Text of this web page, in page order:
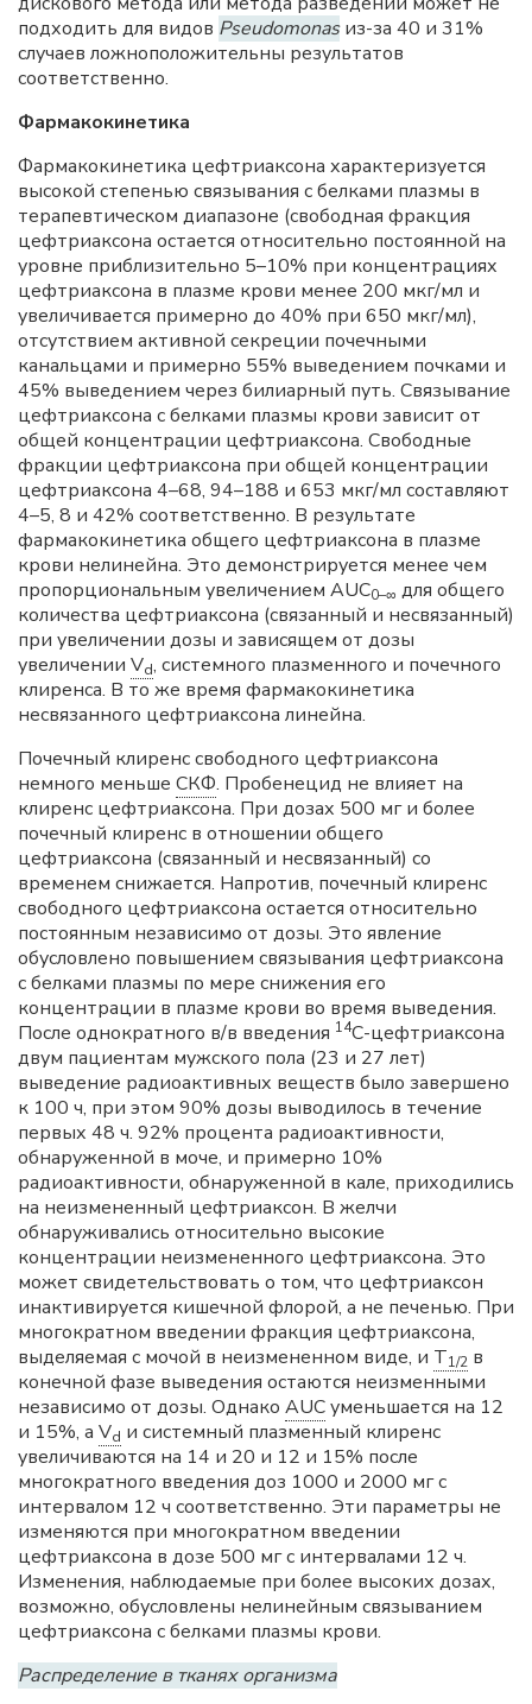
подходить для видов Pseudomonasиз-за 40 и 31%
случаев ложноположительны результатов
соответственно.
Фармакокинетика
Фармакокинетика цефтриаксона характеризуется
высокой степенью связывания с белками плазмы в
терапевтическом диапазоне (свободная фракция
цефтриаксона остается относительно постоянной на
уровне приблизительно 5–10% при концентрациях
цефтриаксона в плазме крови менее 200 мкг/мл и
увеличивается примерно до 40% при 650 мкг/мл),
отсутствием активной секреции почечными
канальцами и примерно 55% выведением почками и
45% выведением через билиарный путь. Связывание
цефтриаксона с белками плазмы крови зависит от
общей концентрации цефтриаксона. Свободные
фракции цефтриаксона при общей концентрации
цефтриаксона 4–68, 94–188 и 653 мкг/мл составляют
4–5, 8 и 42% соответственно. В результате
фармакокинетика общего цефтриаксона в плазме
крови нелинейна. Это демонстрируется менее чем
пропорциональным увеличением AUC0–∞ для общего
количества цефтриаксона (связанный и несвязанный)
при увеличении дозы и зависящем от дозы
увеличении Vd, системного плазменного и почечного
клиренса. В то же время фармакокинетика
несвязанного цефтриаксона линейна.
Почечный клиренс свободного цефтриаксона
немного меньше СКФ. Пробенецид не влияет на
клиренс цефтриаксона. При дозах 500 мг и более
почечный клиренс в отношении общего
цефтриаксона (связанный и несвязанный) со
временем снижается. Напротив, почечный клиренс
свободного цефтриаксона остается относительно
постоянным независимо от дозы. Это явление
обусловлено повышением связывания цефтриаксона
с белками плазмы по мере снижения его
концентрации в плазме крови во время выведения.
После однократного в/в введения 14C-цефтриаксона
двум пациентам мужского пола (23 и 27 лет)
выведение радиоактивных веществ было завершено
к 100 ч, при этом 90% дозы выводилось в течение
первых 48 ч. 92% процента радиоактивности,
обнаруженной в моче, и примерно 10%
радиоактивности, обнаруженной в кале, приходились
на неизмененный цефтриаксон. В желчи
обнаруживались относительно высокие
концентрации неизмененного цефтриаксона. Это
может свидетельствовать о том, что цефтриаксон
инактивируется кишечной флорой, а не печенью. При
многократном введении фракция цефтриаксона,
выделяемая с мочой в неизмененном виде, и T1/2 в
конечной фазе выведения остаются неизменными
независимо от дозы. Однако AUCуменьшается на 12
и 15%, а Vd и системный плазменный клиренс
увеличиваются на 14 и 20 и 12 и 15% после
многократного введения доз 1000 и 2000 мг с
интервалом 12 ч соответственно. Эти параметры не
изменяются при многократном введении
цефтриаксона в дозе 500 мг с интервалами 12 ч.
Изменения, наблюдаемые при более высоких дозах,
возможно, обусловлены нелинейным связыванием
цефтриаксона с белками плазмы крови.
Распределение в тканях организма